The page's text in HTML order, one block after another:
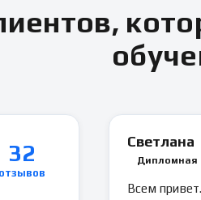
32
отзывов
Светлана
Дипломная
Всем